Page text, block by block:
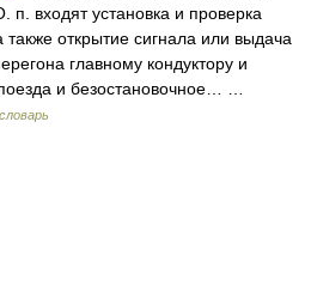
входят установка и проверка
открытие сигнала или выдача
главному кондуктору и
и безостановочное… …